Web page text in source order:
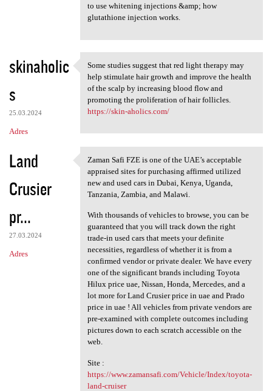
to use whitening injections &amp; how
glutathione injection works.
skinaholic
s
25.03.2024
Adres
Some studies suggest that red
Some studies suggest that red light therapy may
help stimulate hair growth and improve the health
of the scalp by increasing blood flow and
promoting the proliferation of hair follicles.
https://skin-aholics.com/
Land
Crusier
pr...
27.03.2024
Adres
Zaman Safi FZE is one of the
Zaman Safi FZE is one of the UAE’s acceptable
appraised sites for purchasing affirmed utilized
new and used cars in Dubai, Kenya, Uganda,
Tanzania, Zambia, and Malawi.
With thousands of vehicles to browse, you can be
guaranteed that you will track down the right
trade-in used cars that meets your definite
necessities, regardless of whether it is from a
confirmed vendor or private dealer. We have every
one of the significant brands including Toyota
Hilux price uae, Nissan, Honda, Mercedes, and a
lot more for Land Crusier price in uae and Prado
price in uae ! All vehicles from private vendors are
pre-examined with complete outcomes including
pictures down to each scratch accessible on the
web.
Site :
https://www.zamansafi.com/Vehicle/Index/toyota-
land-cruiser